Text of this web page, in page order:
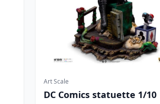
Art Scale
DC Comics statuette 1/10